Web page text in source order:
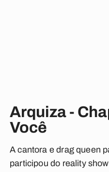
Arquiza -
Você
A cantora e drag queen
participou do reality